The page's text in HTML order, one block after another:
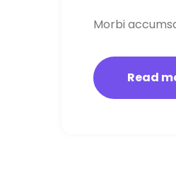
Morbi
Read